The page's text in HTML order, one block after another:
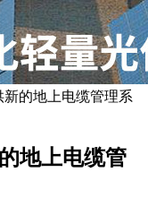
新的地上电缆管理系
地上电缆管